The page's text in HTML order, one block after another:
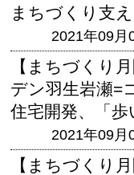
まちづくり支
2021年09月
【まちづくり
デン羽生岩瀬=
住宅開発、「
2021年09月
【まちづくり